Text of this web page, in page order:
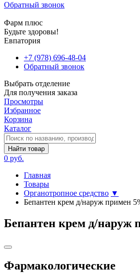
Обратный звонок
Фарм плюс
Будьте здоровы!
Евпатория
+7 (978) 696-48-04
Обратный звонок
Выбрать отделение
Для получения заказа
Просмотры
Избранное
Корзина
Каталог
Найти товар
0 руб.
Главная
Товары
Органотропное средство ▼
Бепантен крем д/наруж примен
Бепантен крем д/наруж
Фармакологические